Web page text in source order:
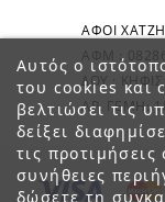
Αυτός ο
του cookies και
βελτιώσει τις
δείξει
τις
συνήθειες
δώσετε τη
ΑΦΟΙ
ΑΦΜ :
ΔΟΥ :
ΑΡ. ΓΕΜΗ: